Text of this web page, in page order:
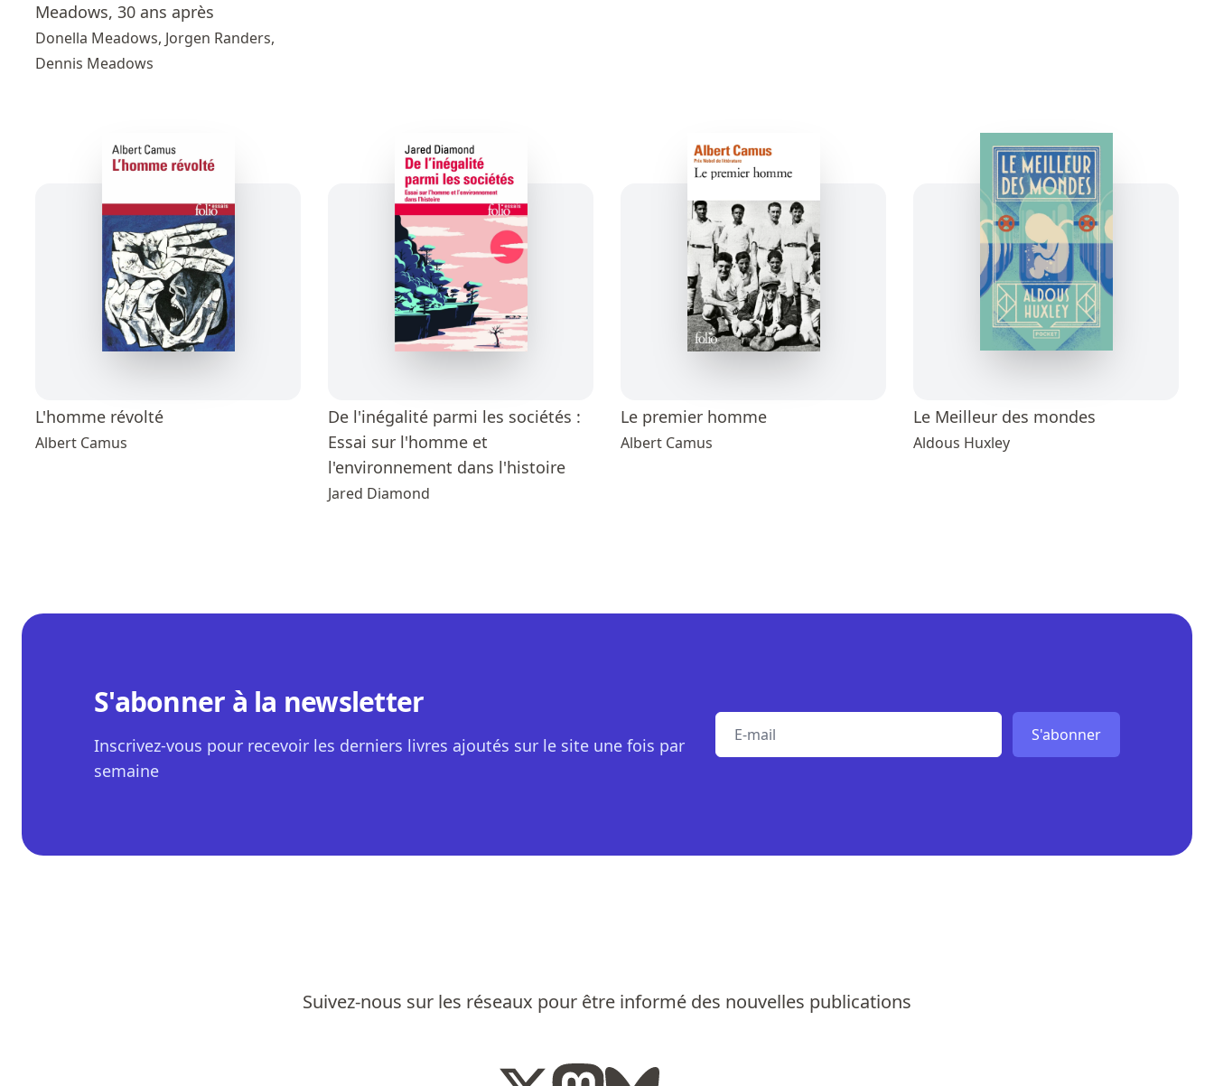
Meadows, 30 ans après
Donella Meadows, Jorgen Randers,
Dennis Meadows
L'homme révolté
Albert Camus
De l'inégalité parmi les sociétés :
Essai sur l'homme et
l'environnement dans l'histoire
Jared Diamond
Le premier homme
Albert Camus
Le Meilleur des mondes
Aldous Huxley
S'abonner à la newsletter
Inscrivez-vous pour recevoir les derniers livres ajoutés sur le site une fois par
semaine
E-mail S'abonner
Suivez-nous sur les réseaux pour être informé des nouvelles publications